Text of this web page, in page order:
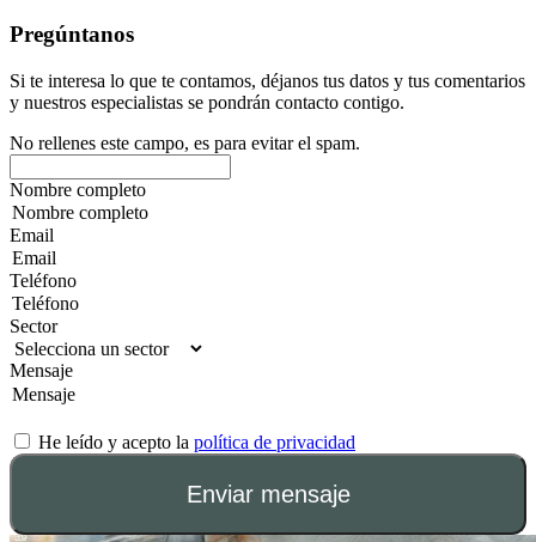
Pregúntanos
Si te interesa lo que te contamos, déjanos tus datos y tus comentarios
y nuestros especialistas se pondrán contacto contigo.
No rellenes este campo, es para evitar el spam.
Nombre completo
Email
Teléfono
Sector
Mensaje
He leído y acepto la política de privacidad
Enviar mensaje